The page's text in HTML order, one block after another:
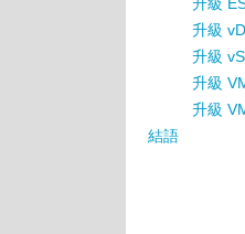
升級
升級
升級
升級
結語